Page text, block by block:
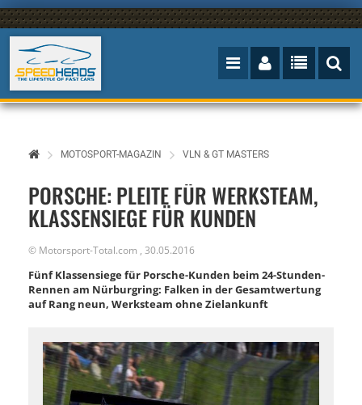
MOTOSPORT-MAGAZIN VLN & GT MASTERS
PORSCHE: PLEITE FÜR WERKSTEAM,
KLASSENSIEGE FÜR KUNDEN
© Motorsport-Total.com , 30.05.2016
Fünf Klassensiege für Porsche-Kunden beim 24-Stunden-
Rennen am Nürburgring: Falken in der Gesamtwertung
auf Rang neun, Werksteam ohne Zielankunft